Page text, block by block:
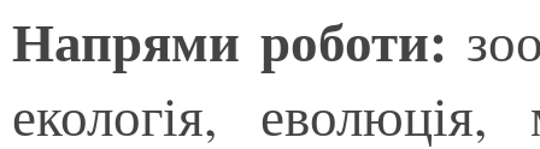
Напрями роботи:
екологія,